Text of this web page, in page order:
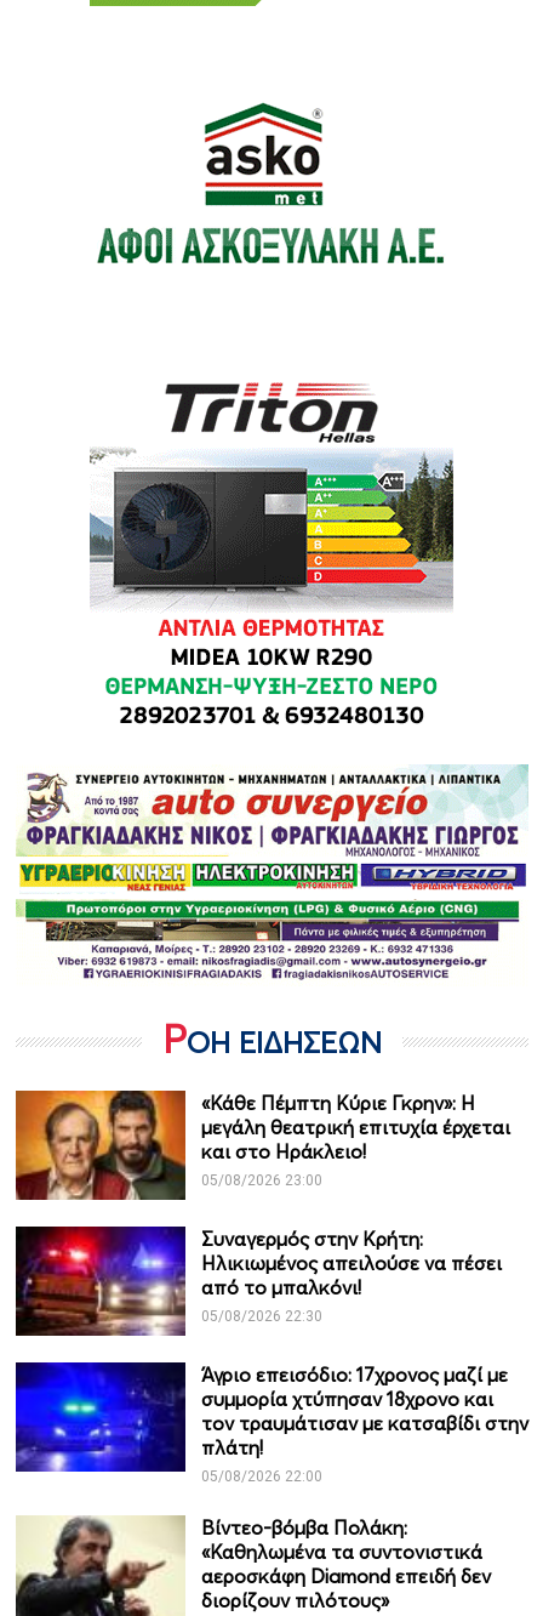
ΡΟΗ ΕΙΔΗΣΕΩΝ
«Κάθε Πέμπτη Κύριε Γκρην»: Η
μεγάλη θεατρική επιτυχία έρχεται
και στο Ηράκλειο!
05/08/2026 23:00
Συναγερμός στην Κρήτη:
Ηλικιωμένος απειλούσε να πέσει
από το μπαλκόνι!
05/08/2026 22:30
Άγριο επεισόδιο: 17χρονος μαζί με
συμμορία χτύπησαν 18χρονο και
τον τραυμάτισαν με κατσαβίδι στην
πλάτη!
05/08/2026 22:00
Βίντεο-βόμβα Πολάκη:
«Καθηλωμένα τα συντονιστικά
αεροσκάφη Diamond επειδή δεν
διορίζουν πιλότους»